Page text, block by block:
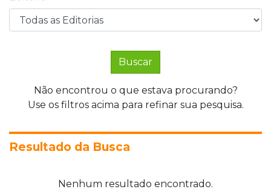
Buscar
Não encontrou o que estava procurando?
Use os filtros acima para refinar sua pesquisa.
Resultado da Busca
Nenhum resultado encontrado.